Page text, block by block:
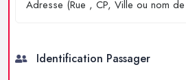
Identification Passager